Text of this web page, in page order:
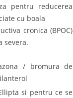
pentru reducerea
cu boala
cronica (BPOC)
severa.
/ bromura de
si pentru ce se